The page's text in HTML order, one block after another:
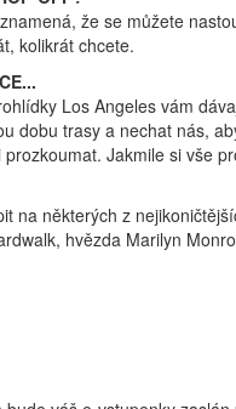
že se můžete
kolikrát chcete.
Los Angeles vám
dobu trasy a nechat nás,
Jakmile si vše
na některých z
hvězda Marilyn